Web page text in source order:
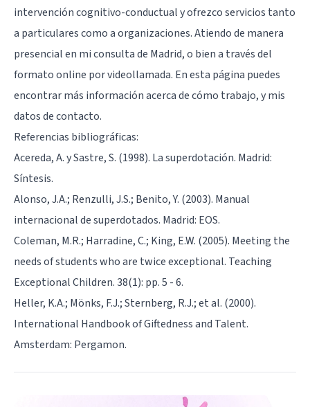
intervención cognitivo-conductual y ofrezco servicios tanto
a particulares como a organizaciones. Atiendo de manera
presencial en mi consulta de Madrid, o bien a través del
formato online por videollamada. Enesta página puedes
encontrar más información acerca de cómo trabajo, y mis
datos de contacto.
Referencias bibliográficas:
Acereda, A. y Sastre, S. (1998). La superdotación. Madrid:
Síntesis.
Alonso, J.A.; Renzulli, J.S.; Benito, Y. (2003). Manual
internacional de superdotados. Madrid: EOS.
Coleman, M.R.; Harradine, C.; King, E.W. (2005). Meeting the
needs of students who are twice exceptional. Teaching
Exceptional Children. 38(1): pp. 5 - 6.
Heller, K.A.; Mönks, F.J.; Sternberg, R.J.; et al. (2000).
International Handbook of Giftedness and Talent.
Amsterdam: Pergamon.